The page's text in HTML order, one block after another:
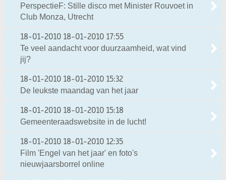
PerspectieF: Stille disco met Minister Rouvoet in
Club Monza, Utrecht
18-01-2010 18-01-2010 17:55
Te veel aandacht voor duurzaamheid, wat vind
jij?
18-01-2010 18-01-2010 15:32
De leukste maandag van het jaar
18-01-2010 18-01-2010 15:18
Gemeenteraadswebsite in de lucht!
18-01-2010 18-01-2010 12:35
Film 'Engel van het jaar' en foto's
nieuwjaarsborrel online